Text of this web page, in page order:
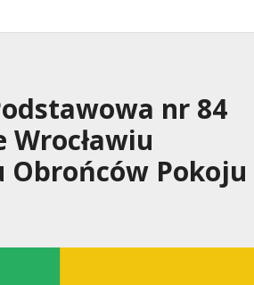
nr 84
Wrocławiu
Obrońców Pokoju